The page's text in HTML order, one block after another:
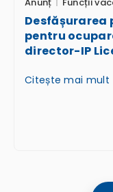
Anunț Funcții
Desfășurarea
pentru
director-IP
Citește mai mult